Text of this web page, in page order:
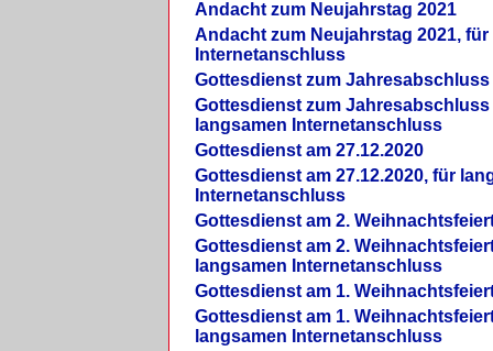
Andacht zum Neujahrstag 2021
Andacht zum Neujahrstag 2021,
Internetanschluss
Gottesdienst zum Jahresabschluss
Gottesdienst zum Jahresabschluss
langsamen Internetanschluss
Gottesdienst am 27.12.2020
Gottesdienst am 27.12.2020, für
Internetanschluss
Gottesdienst am 2.
Gottesdienst am 2.
langsamen Internetanschluss
Gottesdienst am 1.
Gottesdienst am 1.
langsamen Internetanschluss